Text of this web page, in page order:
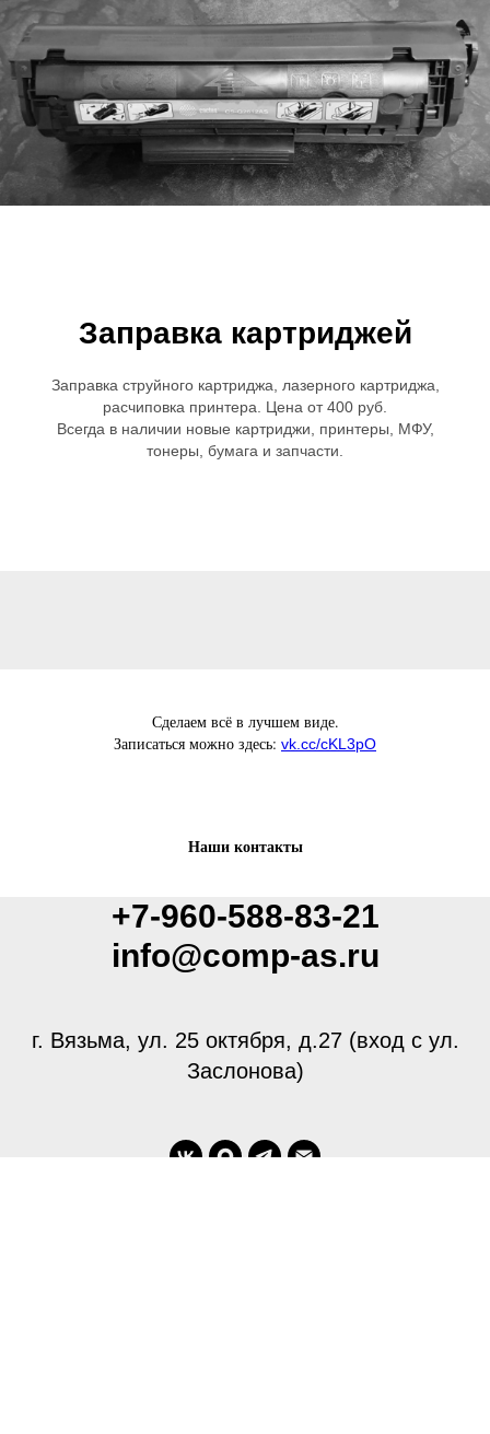
Заправка картриджей
Заправка струйного картриджа, лазерного картриджа,
расчиповка принтера. Цена от 400 руб.
Всегда в наличии новые картриджи, принтеры, МФУ,
тонеры, бумага и запчасти.
Сделаем всё в лучшем виде.
Записаться можно здесь: vk.cc/cKL3pO
Наши контакты
+7-960-588-83-21
info@comp-as.ru
г. Вязьма, ул. 25 октября, д.27 (вход с ул.
Заслонова)